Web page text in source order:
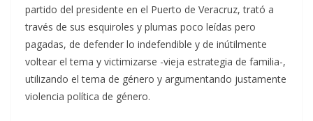
partido del presidente en el Puerto de Veracruz, trató a
través de sus esquiroles y plumas poco leídas pero
pagadas, de defender lo indefendible y de inútilmente
voltear el tema y victimizarse -vieja estrategia de familia-,
utilizando el tema de género y argumentando justamente
violencia política de género.